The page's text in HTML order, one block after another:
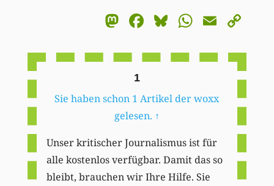
Mastodon
Facebook
BlueskyEmail
1
Sie haben schon 1 Artikel der woxx
gelesen. ↑
Unser kritischer Journalismus ist für
alle kostenlos verfügbar. Damit das so
bleibt, brauchen wir Ihre Hilfe. Sie